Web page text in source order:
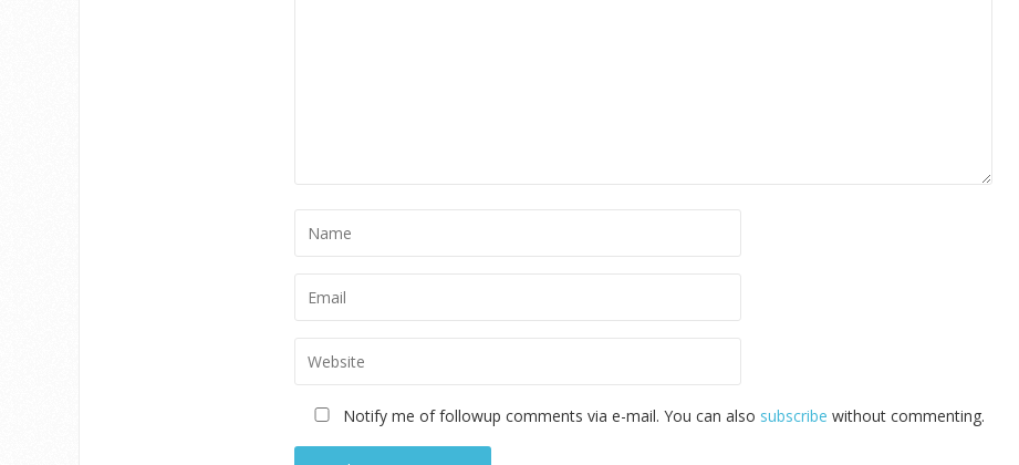
Notify me of followup comments via e-mail. You can also subscribe without commenting.